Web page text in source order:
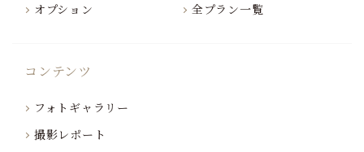
オプション
全プラン一覧
コンテンツ
フォトギャラリー
撮影レポート